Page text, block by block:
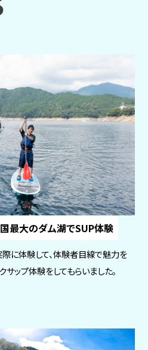
国最大のダム湖でSUP体験
に体験して、体験者目線で魅力を
サップ体験をしてもらいました。